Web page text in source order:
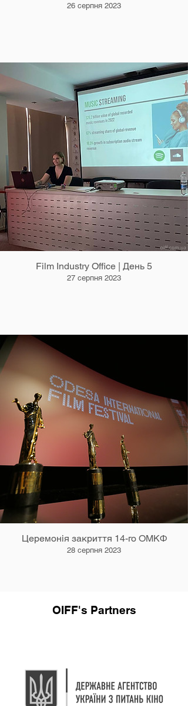
26 серпня 2023
Film Industry Office | День 5
27 серпня 2023
Церемонія закриття 14-го ОМКФ
28 серпня 2023
OIFF's Partners